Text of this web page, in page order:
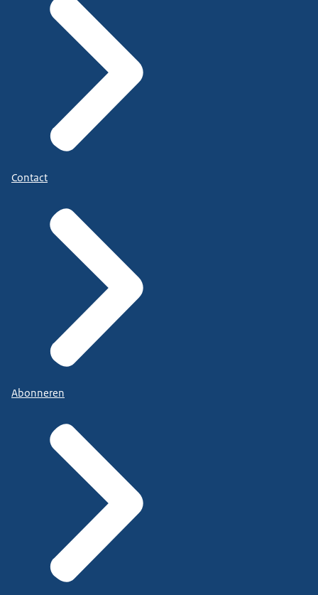
Contact
Abonneren